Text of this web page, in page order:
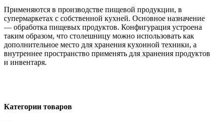
Применяются в производстве пищевой продукции, в
супермаркетах с собственной кухней. Основное назначение
— обработка пищевых продуктов. Конфигурация устроена
таким образом, что столешницу можно использовать как
дополнительное место для хранения кухонной техники, а
внутреннее пространство применять для хранения продуктов
и инвентаря.
Категории товаров